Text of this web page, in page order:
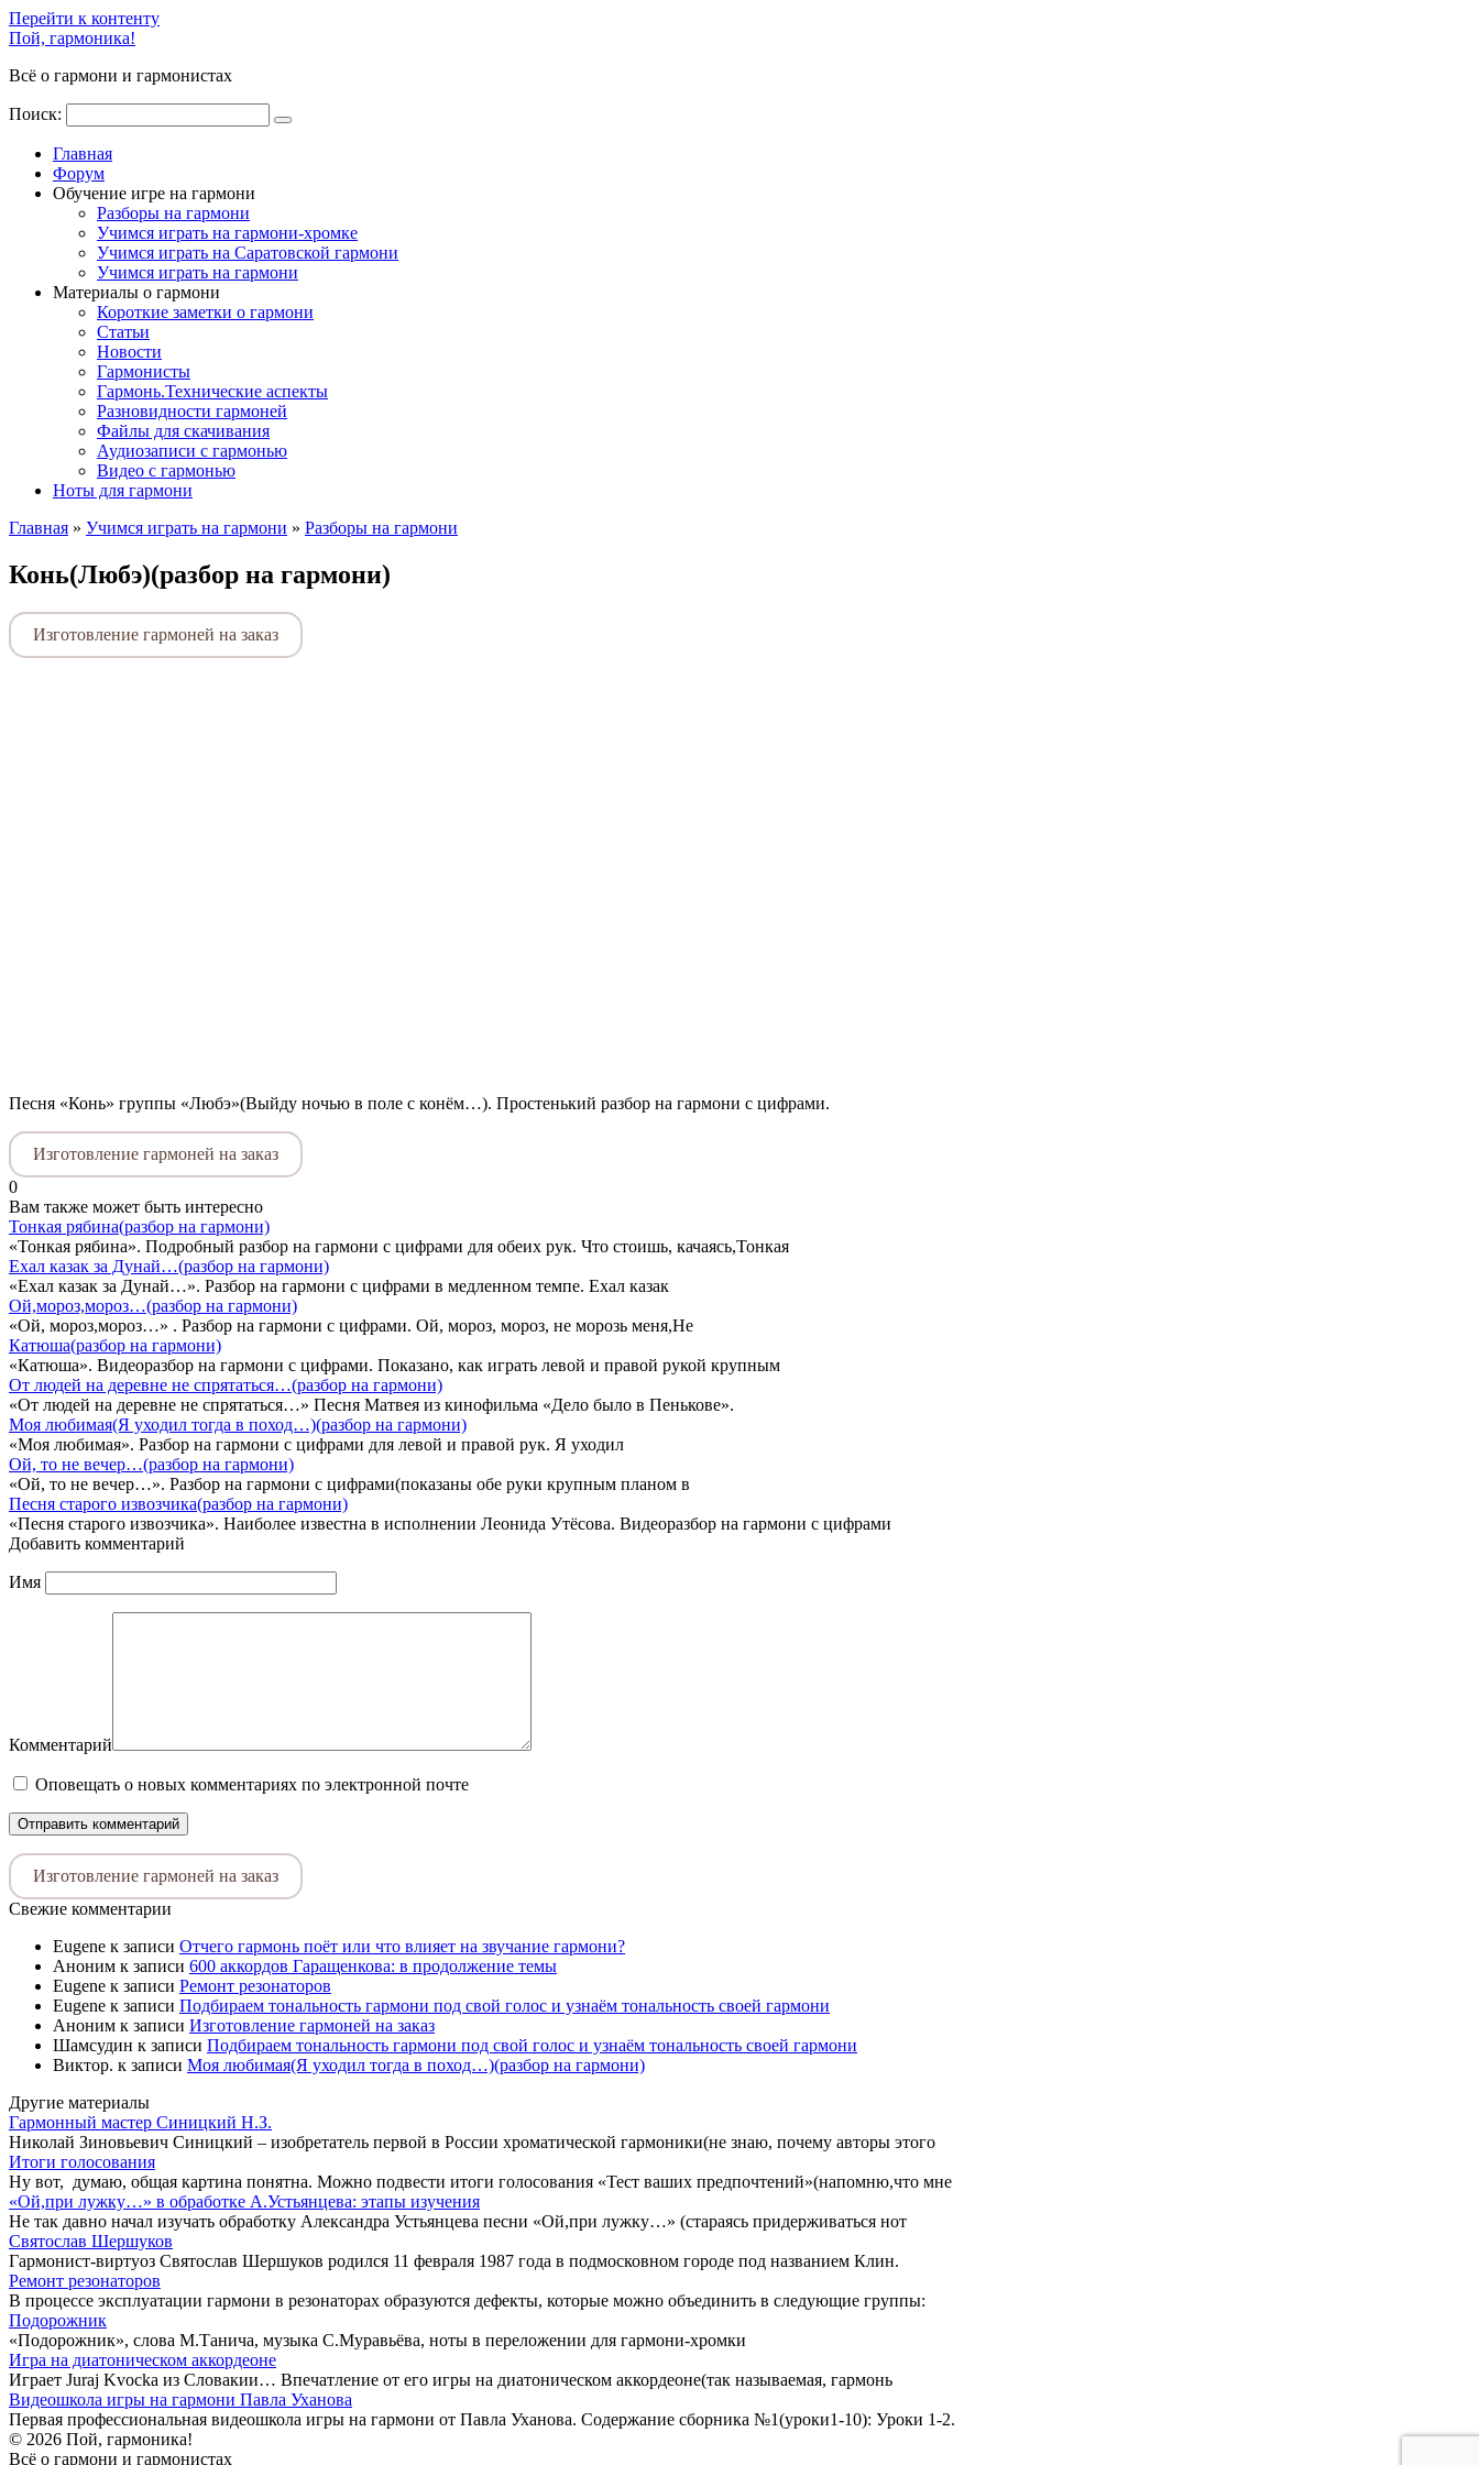
Перейти к контенту
Пой, гармоника!
Всё о гармони и гармонистах
Поиск:
Главная
Форум
Обучение игре на гармони
Разборы на гармони
Учимся играть на гармони-хромке
Учимся играть на Саратовской гармони
Учимся играть на гармони
Материалы о гармони
Короткие заметки о гармони
Cтатьи
Новости
Гармонисты
Гармонь.Технические аспекты
Разновидности гармоней
Файлы для скачивания
Аудиозаписи с гармонью
Видео с гармонью
Ноты для гармони
Главная » Учимся играть на гармони » Разборы на гармони
Конь(Любэ)(разбор на гармони)
Изготовление гармоней на заказ
Песня «Конь» группы «Любэ»(Выйду ночью в поле с конём…). Простенький разбор на гармони с цифрами.
Изготовление гармоней на заказ
0
Вам также может быть интересно
Тонкая рябина(разбор на гармони)
«Тонкая рябина». Подробный разбор на гармони с цифрами для обеих рук. Что стоишь, качаясь,Тонкая
Ехал казак за Дунай…(разбор на гармони)
«Ехал казак за Дунай…». Разбор на гармони с цифрами в медленном темпе. Ехал казак
Ой,мороз,мороз…(разбор на гармони)
«Ой, мороз,мороз…» . Разбор на гармони с цифрами. Ой, мороз, мороз, не морозь меня,Не
Катюша(разбор на гармони)
«Катюша». Видеоразбор на гармони с цифрами. Показано, как играть левой и правой рукой крупным
От людей на деревне не спрятаться…(разбор на гармони)
«От людей на деревне не спрятаться…» Песня Матвея из кинофильма «Дело было в Пенькове».
Моя любимая(Я уходил тогда в поход…)(разбор на гармони)
«Моя любимая». Разбор на гармони с цифрами для левой и правой рук. Я уходил
Ой, то не вечер…(разбор на гармони)
«Ой, то не вечер…». Разбор на гармони с цифрами(показаны обе руки крупным планом в
Песня старого извозчика(разбор на гармони)
«Песня старого извозчика». Наиболее известна в исполнении Леонида Утёсова. Видеоразбор на гармони с цифрами
Добавить комментарий
Имя
Комментарий
Оповещать о новых комментариях по электронной почте
Изготовление гармоней на заказ
Свежие комментарии
Eugene к записи Отчего гармонь поёт или что влияет на звучание гармони?
Аноним к записи 600 аккордов Гаращенкова: в продолжение темы
Eugene к записи Ремонт резонаторов
Eugene к записи Подбираем тональность гармони под свой голос и узнаём тональность своей гармони
Аноним к записи Изготовление гармоней на заказ
Шамсудин к записи Подбираем тональность гармони под свой голос и узнаём тональность своей гармони
Виктор. к записи Моя любимая(Я уходил тогда в поход…)(разбор на гармони)
Другие материалы
Гармонный мастер Синицкий Н.З.
Николай Зиновьевич Синицкий – изобретатель первой в России хроматической гармоники(не знаю, почему авторы этого
Итоги голосования
Ну вот, думаю, общая картина понятна. Можно подвести итоги голосования «Тест ваших предпочтений»(напомню,что мне
«Ой,при лужку…» в обработке А.Устьянцева: этапы изучения
Не так давно начал изучать обработку Александра Устьянцева песни «Ой,при лужку…» (стараясь придерживаться нот
Святослав Шершуков
Гармонист-виртуоз Святослав Шершуков родился 11 февраля 1987 года в подмосковном городе под названием Клин.
Ремонт резонаторов
В процессе эксплуатации гармони в резонаторах образуются дефекты, которые можно объединить в следующие группы:
Подорожник
«Подорожник», слова М.Танича, музыка С.Муравьёва, ноты в переложении для гармони-хромки
Игра на диатоническом аккордеоне
Играет Juraj Kvocka из Словакии… Впечатление от его игры на диатоническом аккордеоне(так называемая, гармонь
Видеошкола игры на гармони Павла Уханова
Первая профессиональная видеошкола игры на гармони от Павла Уханова. Содержание сборника №1(уроки1-10): Уроки 1-2.
© 2026 Пой, гармоника!
Всё о гармони и гармонистах